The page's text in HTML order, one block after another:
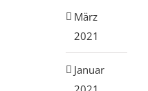
März
2021
Januar